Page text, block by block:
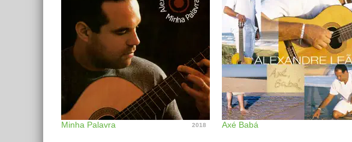
Minha Palavra 2018 Axé Babá